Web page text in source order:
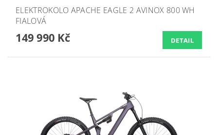
ELEKTROKOLO APACHE EAGLE 2 AVINOX 800 WH
FIALOVÁ
149 990 Kč DETAIL